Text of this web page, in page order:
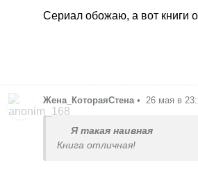
Сериал обожаю, а вот книги
Жена_КотораяСтена • 26 мая в
Я такая наивная
Книга отличная!